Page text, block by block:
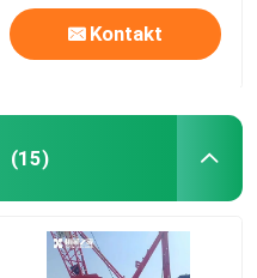
Kontakt
(15)